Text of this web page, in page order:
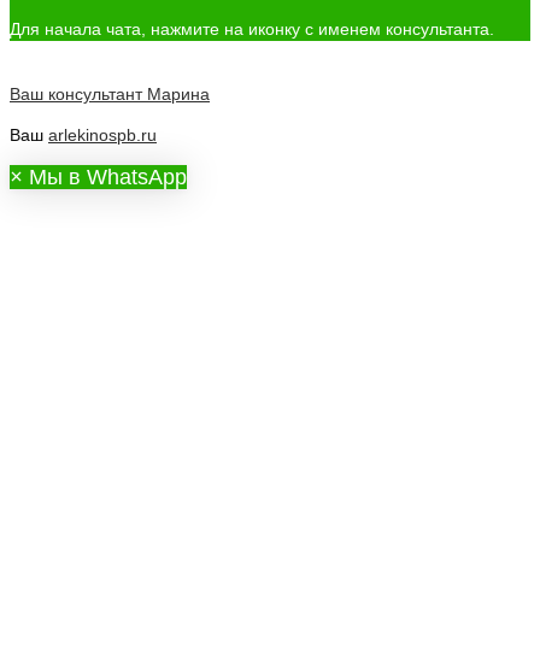
Для начала чата, нажмите на иконку с именем консультанта.
Ваш консультант Марина
Ваш arlekinospb.ru
× Мы в WhatsApp